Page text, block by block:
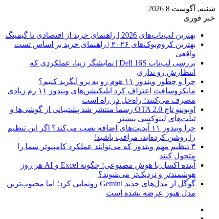
شنبه, آگوست 8 2026
خبر فوری
بهترین لپ‌تاپ‌های 2026 | راهنمای خرید از اقتصادی تا گیمینگ
بهترین کروم‌بوک‌های ۲۰۲۶ | راهنمای خرید بر اساس تست
واقعی
بررسی لپ‌تاپ Dell 16S | نمایشگر زیبا، عملکردی که
انتظارش رو نداری
چرا و چطور ویندوز ۱۱ هوم رو به پرو آپگرید کنیم؟
مایکروسافت اعتراف کرد اپلیکیشن‌های ویندوز ۱۱ رم زیادی
مصرف می‌کنند؛ راه‌حل در راه است
اوبونتو تاچ OTA 2.0 رسماً منتشر شد پشتیبانی از گوشی‌ها و
تبلت‌های لینوکسی بیشتر
چرا ویندوز ۱۱ آپدیت‌های اضافه نصب می‌کند؟ اگر این تنظیم
را روشن کرده‌اید، مراقب باشید!
۳ تنظیم مهم ویندوز که می‌توانند عملکرد کامپیوتر شما را
متحول کنند
آینده اکسل با هوش مصنوعی؛ چگونه Excel و AI هر روز
هوشمندتر و نزدیک‌تر می‌شوند؟
گوگل از مدل‌های جدید Gemini رونمایی کرد؛ اما محبوب‌ترین
مدل هنوز عرضه نشده است